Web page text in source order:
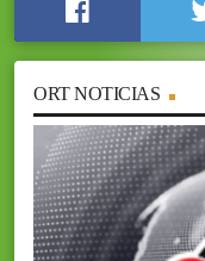
ORT NOTICIAS